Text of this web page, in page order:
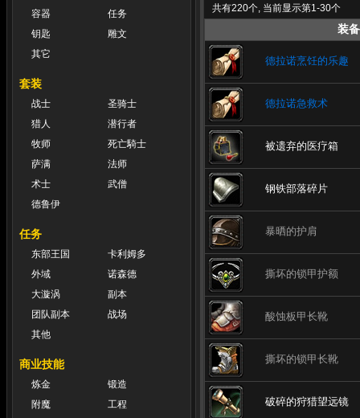
容器
任务
钥匙
雕文
其它
套装
战士
圣骑士
猎人
潜行者
牧师
死亡騎士
萨满
法师
术士
武僧
德鲁伊
任务
东部王国
卡利姆多
外域
诺森德
大漩涡
副本
团队副本
战场
其他
商业技能
炼金
锻造
附魔
工程
共有220个, 当前显示第1-30个
装备
德拉诺烹饪的乐趣
德拉诺急救术
被遗弃的医疗箱
钢铁部落碎片
暴晒的护肩
撕坏的锁甲护额
酸蚀板甲长靴
撕坏的锁甲长靴
破碎的狩猎望远镜